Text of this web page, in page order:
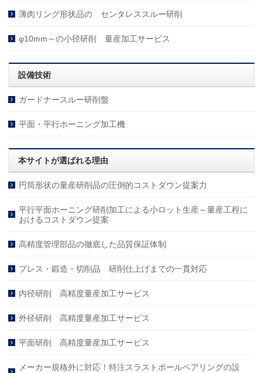
薄肉リング形状品の センタレススルー研削
φ10mm～の小径研削 量産加工サービス
設備技術
ガードナースルー研削盤
平面・平行ホーニング加工機
本サイトが選ばれる理由
円筒形状の量産研削品の圧倒的コストダウン提案力
平行平面ホーニング研削加工による小ロット生産～量産工程に
おけるコストダウン提案
高精度管理部品の徹底した品質保証体制
プレス・鍛造・切削品 研削仕上げまでの一貫対応
内径研削 高精度量産加工サービス
外径研削 高精度量産加工サービス
平面研削 高精度量産加工サービス
メーカー規格外に対応！特注スラストボールベアリングの設